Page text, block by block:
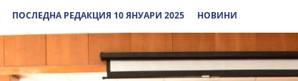
ПОСЛЕДНА РЕДАКЦИЯ 10 ЯНУАРИ 2025 НОВИНИ